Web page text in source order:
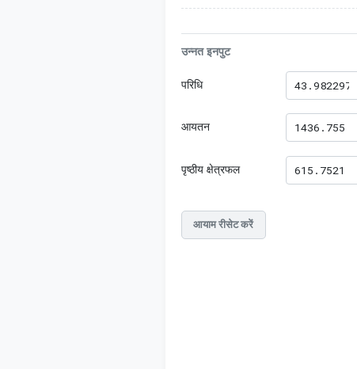
उन्नत इनपुट
परिधि
आयतन
पृष्ठीय क्षेत्रफल
आयाम रीसेट करें